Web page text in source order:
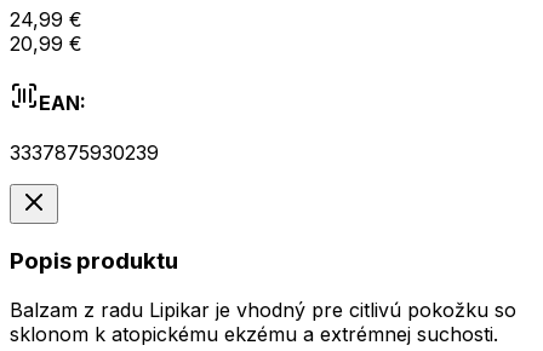
24,99 €
20,99 €
EAN:
3337875930239
Popis produktu
Balzam z radu Lipikar je vhodný pre citlivú pokožku so
sklonom k ​​atopickému ekzému a extrémnej suchosti.